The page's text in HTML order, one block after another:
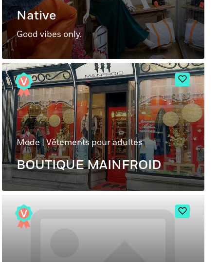
Native
Good vibes only.
Mode|Vêtements pour adultes
BOUTIQUE MAINFROID